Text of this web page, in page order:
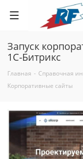
Запуск
1С-Битрикс
Главная - Справочная
Корпоративные сайты